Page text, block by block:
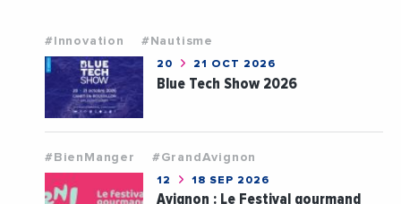
#Innovation #Nautisme
20 21 OCT 2026
Blue Tech Show 2026
#BienManger #GrandAvignon
12 18 SEP 2026
Avignon : Le Festival gourmand